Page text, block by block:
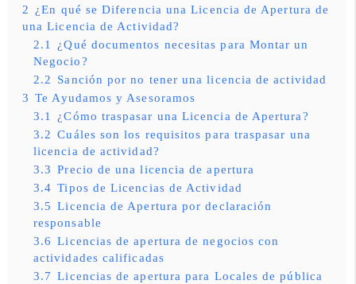
2 ¿En qué se Diferencia una Licencia de Apertura de
una Licencia de Actividad?
2.1
¿Qué documentos necesitas para Montar un
Negocio?
2.2 Sanción por no tener una licencia de actividad
3 Te Ayudamos y Asesoramos
3.1
¿Cómo traspasar una Licencia de Apertura?
3.2 Cuáles son los requisitos para traspasar una
licencia de actividad?
3.3 Precio de una licencia de apertura
3.4 Tipos de Licencias de Actividad
3.5 Licencia de Apertura por declaración
responsable
3.6 Licencias de apertura de negocios con
actividades calificadas
3.7 Licencias de apertura para Locales de pública